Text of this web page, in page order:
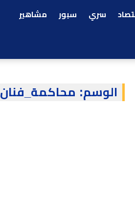
سري سبور مشاهير
الوسم: محاكمة_فنان